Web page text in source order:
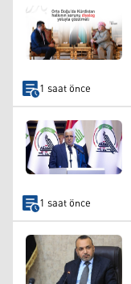
1 saat önce
1 saat önce